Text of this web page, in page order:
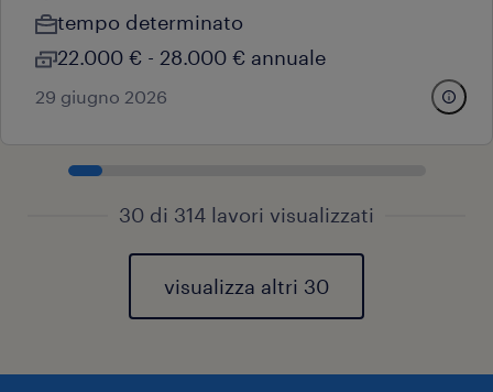
tempo determinato
22.000 € - 28.000 € annuale
29 giugno 2026
30 di 314 lavori visualizzati
visualizza altri 30